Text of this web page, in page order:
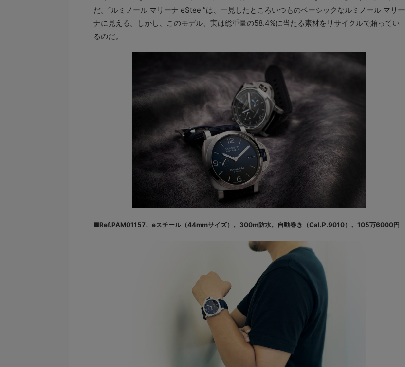
だ。“ルミノール マリーナ eSteel”は、一見したところいつものベーシックなルミノール マリー
ナに見える。しかし、このモデル、実は総重量の58.4%に当たる素材をリサイクルで賄ってい
るのだ。
■Ref.PAM01157。eスチール（44mmサイズ）。300m防水。自動巻き（Cal.P.9010）。105万6000円